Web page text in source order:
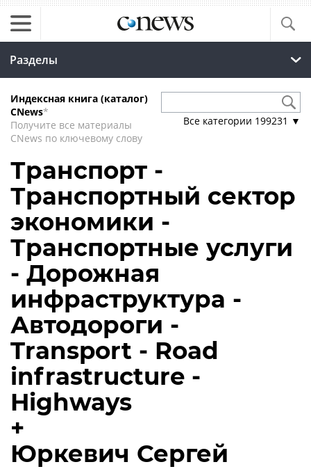
Разделы
Индексная книга (каталог)
CNews*
Получите все материалы
CNews по ключевому слову
Все категории 199231 ▼
Транспорт -
Транспортный сектор
экономики -
Транспортные услуги
- Дорожная
инфраструктура -
Автодороги -
Transport - Road
infrastructure -
Highways
+
Юркевич Сергей